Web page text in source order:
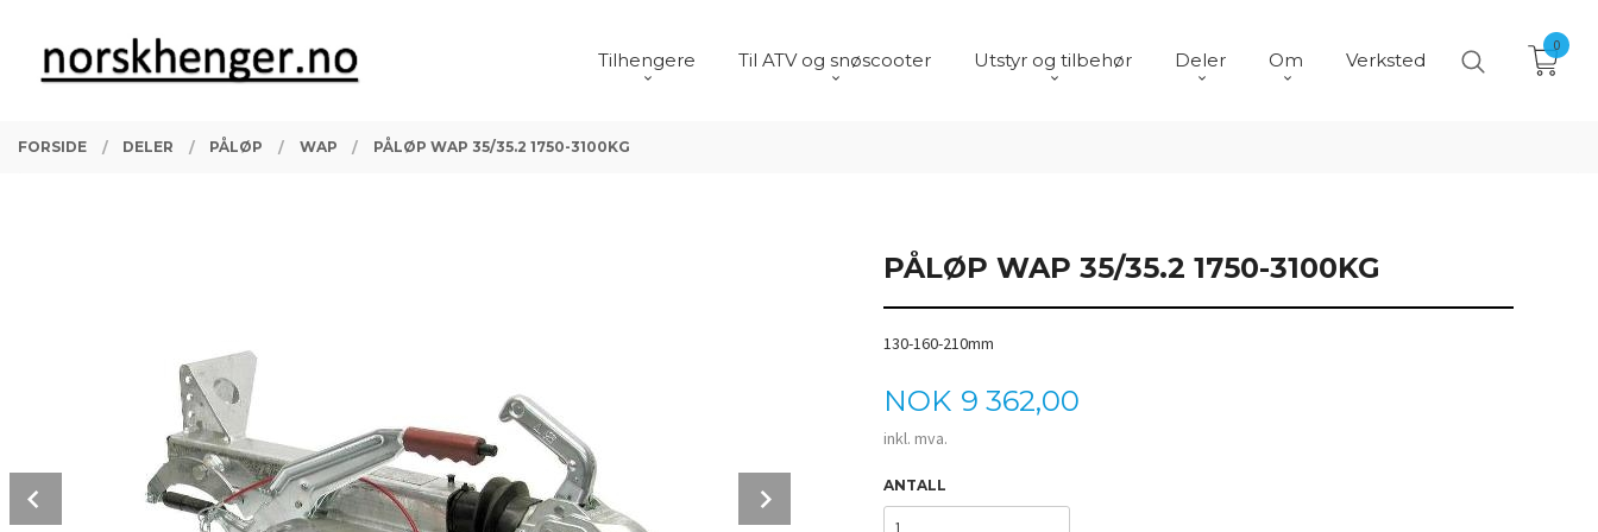
innholdet
PRODUKTER
Tilhengere Til ATV og snøscooter Utstyr og tilbehør Deler Om Verksted
0
FORSIDE DELER PÅLØP WAP PÅLØP WAP 35/35.2 1750-3100KG
PÅLØP WAP 35/35.2 1750-3100KG
130-160-210mm
Pris
NOK 9 362,00
inkl. mva.
ANTALL